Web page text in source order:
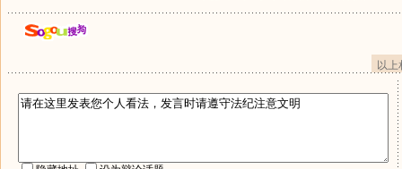
以